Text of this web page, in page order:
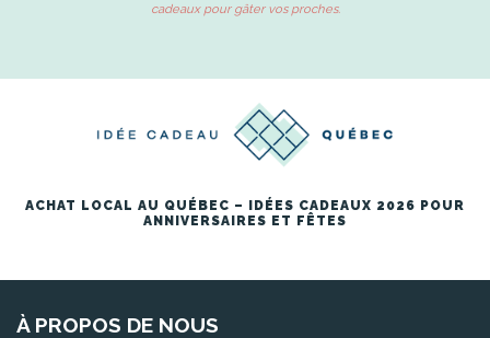
cadeaux pour gâter vos proches.
ACHAT LOCAL AU QUÉBEC – IDÉES CADEAUX 2026 POUR
ANNIVERSAIRES ET FÊTES
À PROPOS DE NOUS